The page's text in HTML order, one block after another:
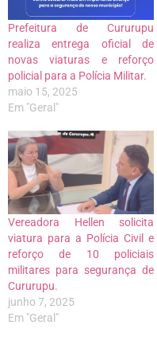
Prefeitura de Cururupu
realiza entrega oficial de
novas viaturas e reforço
policial para a Polícia Militar.
maio 15, 2025
Em "Geral"
Vereadora Hellen solicita
viatura para a Polícia Civil e
reforço de 10 policiais
militares para segurança de
Cururupu.
junho 7, 2025
Em "Geral"